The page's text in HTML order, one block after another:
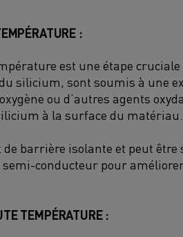
:
est une étape
silicium, sont soumis à une
ou d’autres agents
à la surface du matériau.
de barrière isolante et peut
conducteur pour
TEMPÉRATURE :